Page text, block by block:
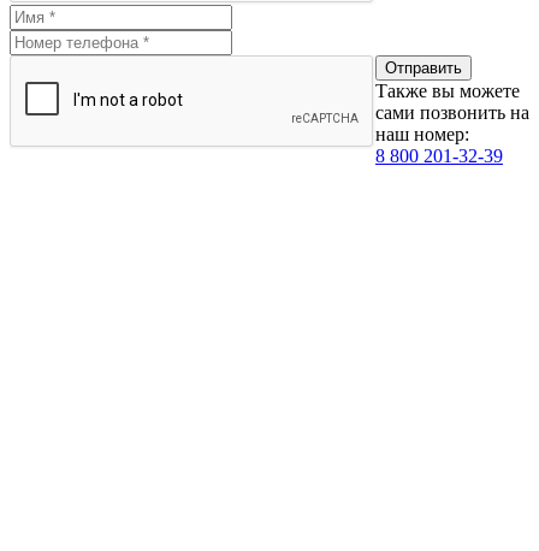
Также вы можете
сами позвонить на
наш номер:
8 800 201-32-39